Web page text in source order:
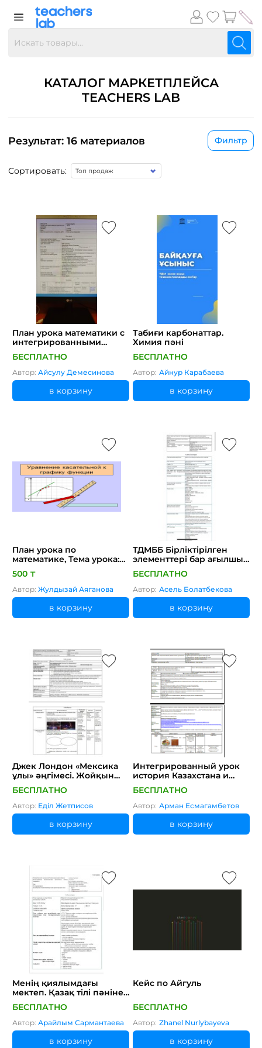
КАТАЛОГ МАРКЕТПЛЕЙСА
TEACHERS LAB
Результат: 16 материалов Фильтр
Сортировать:
План урока математики с
интегрированными
элементами ОУР.Алгебра.
8 класс
БЕСПЛАТНО
Автор: Айсулу Демесинова
в корзину
Табиғи карбонаттар.
Химия пәні
БЕСПЛАТНО
Автор: Айнур Карабаева
в корзину
План урока по
математике, Тема урока:
Уравнения касательной к
графику функции
500 ₸
Автор: Жулдызай Аяганова
в корзину
ТДМББ Бірліктірілген
элементтері бар ағылшын
тілі пәні бойынша сабақ
жоспары.
БЕСПЛАТНО
Автор: Асель Болатбекова
в корзину
Джек Лондон «Мексика
ұлы» әңгімесі. Жойқын
соққы
БЕСПЛАТНО
Автор: Еділ Жетписов
в корзину
Интегрированный урок
история Казахстана и
русский язык
Особенности
материальных
памятников Центральной
Азии/Межкультурное
взаимодействие
БЕСПЛАТНО
Автор: Арман Есмагамбетов
в корзину
Менің қиялымдағы
мектеп. Қазақ тілі пәнінен
қысқа мерзімді жоспар.
БЕСПЛАТНО
Автор: Арайлым Сармантаева
в корзину
Кейс по Айгуль
БЕСПЛАТНО
Автор: Zhanel Nurlybayeva
в корзину